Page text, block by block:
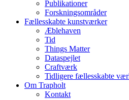
Publikationer
Forskningsområder
Fællesskabte kunstværker
Æblehaven
Tid
Things Matter
Dataspejlet
Craftværk
Tidligere fællesskabte
Om Trapholt
Kontakt